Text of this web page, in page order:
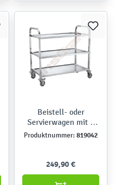
Beistell- oder
Servierwagen mit 3
Etagen
Produktnummer: 819042
249,90 €